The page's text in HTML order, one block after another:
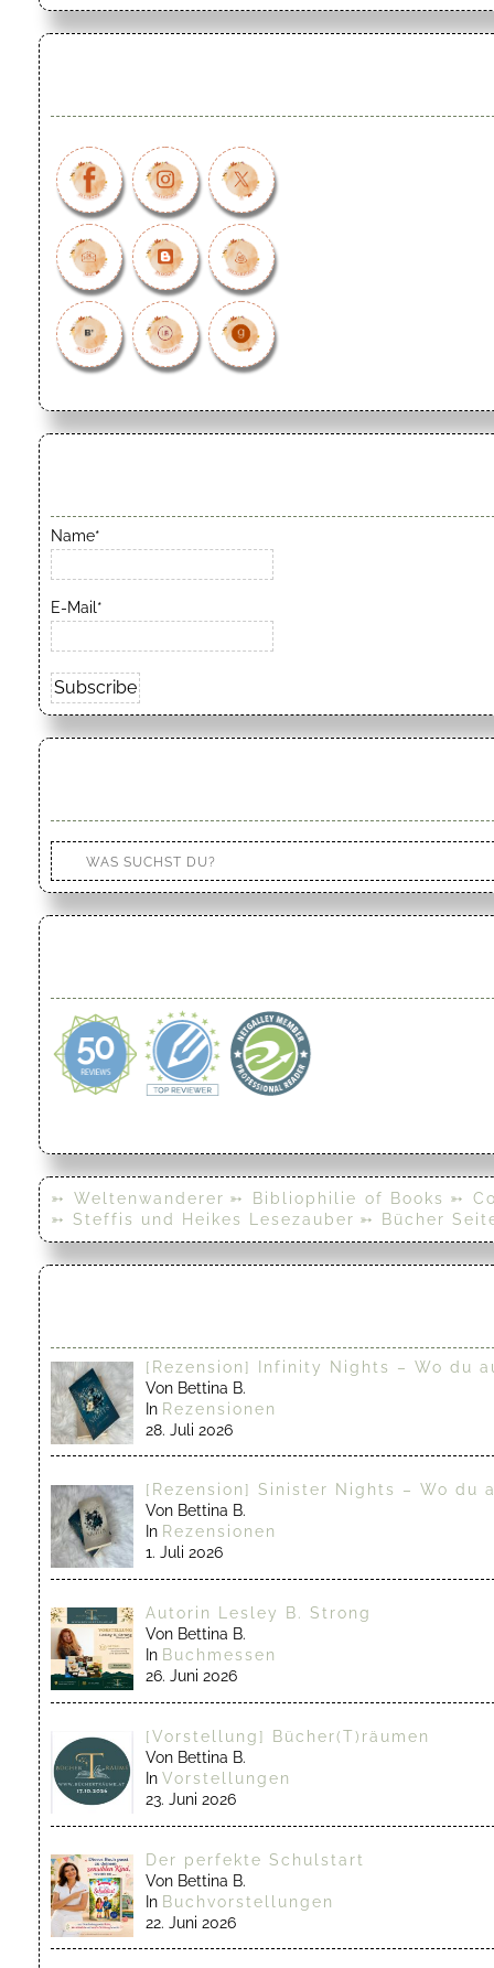
Name*
E-Mail*
➳ Weltenwanderer ➳ Bibliophilie of Books ➳
➳ Steffis und Heikes Lesezauber ➳ Bücher
[Rezension] Infinity Nights – Wo du
Von Bettina B.
In Rezensionen
28. Juli 2026
[Rezension] Sinister Nights – Wo du
Von Bettina B.
In Rezensionen
1. Juli 2026
Autorin Lesley B. Strong
Von Bettina B.
In Buchmessen
26. Juni 2026
[Vorstellung] Bücher(T)räumen
Von Bettina B.
In Vorstellungen
23. Juni 2026
Der perfekte Schulstart
Von Bettina B.
In Buchvorstellungen
22. Juni 2026